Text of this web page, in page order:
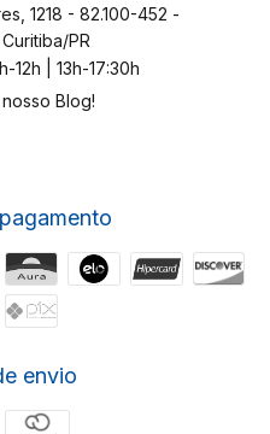
1218 - 82.100-452 -
PR
12h | 13h-17:30h
Blog!
envio